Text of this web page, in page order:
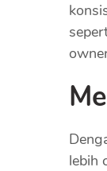
lebih